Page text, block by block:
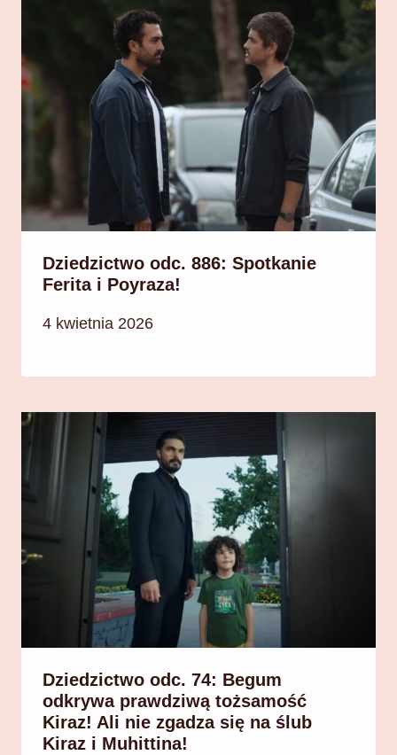
Dziedzictwo odc. 886: Spotkanie
Ferita i Poyraza!
4 kwietnia 2026
Dziedzictwo odc. 74: Begum
odkrywa prawdziwą tożsamość
Kiraz! Ali nie zgadza się na ślub
Kiraz i Muhittina!